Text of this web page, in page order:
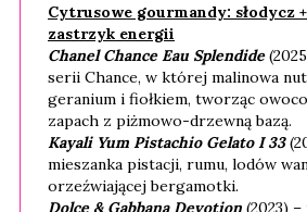
Cytrusowe gourmandy: słodycz
zastrzyk energii
Chanel Chance Eau Splendide
serii Chance, w której malinowa
geranium i fiołkiem, tworząc
zapach z piżmowo-drzewną bazą.
Kayali Yum Pistachio Gelato I 33
mieszanka pistacji, rumu, lodów
orzeźwiającej bergamotki.
Dolce & Gabbana Devotion (2023) –